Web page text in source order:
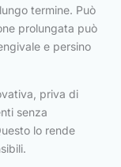
termine. Può
prolungata può
e persino
priva di
senza
lo rende